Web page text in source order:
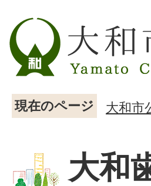
現在のページ 大和市
大和